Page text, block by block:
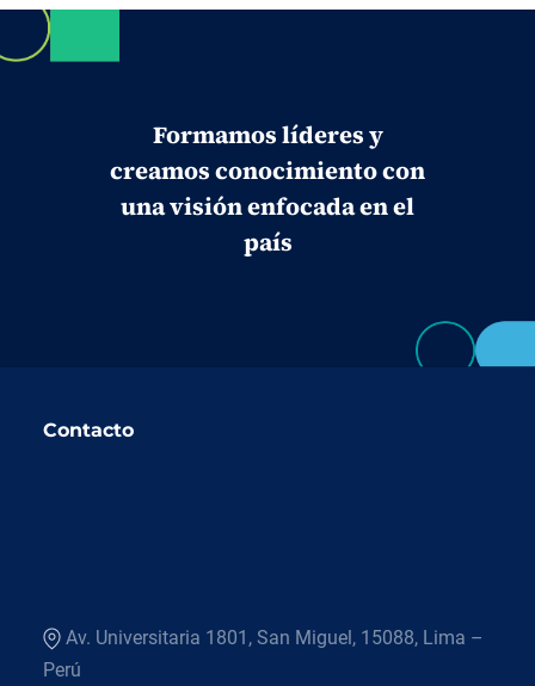
Formamos líderes y
creamos conocimiento con
una visión enfocada en el
país
Contacto
Av. Universitaria 1801, San Miguel, 15088, Lima –
Perú